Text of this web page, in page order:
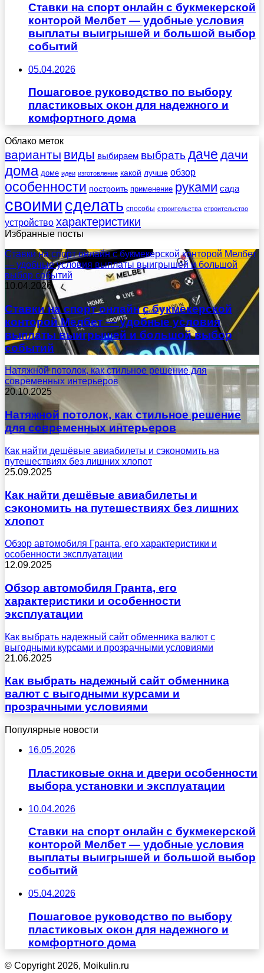
Ставки на спорт онлайн с букмекерской
конторой Мелбет — удобные условия
выплаты выигрышей и большой выбор
событий
05.04.2026
Пошаговое руководство по выбору
пластиковых окон для надежного и
комфортного дома
Облако меток
варианты виды выбираем выбрать даче дачи
дома доме идеи изготовление какой лучше обзор
особенности построить применение руками сада
своими сделать способы строительства строительство
устройство характеристики
Избранные посты
Ставки на спорт онлайн с букмекерской конторой Мелбет
— удобные условия выплаты выигрышей и большой
выбор событий
10.04.2026
Ставки на спорт онлайн с букмекерской
конторой Мелбет — удобные условия
выплаты выигрышей и большой выбор
событий
Натяжной потолок, как стильное решение для
современных интерьеров
20.10.2025
Натяжной потолок, как стильное решение
для современных интерьеров
Как найти дешёвые авиабилеты и сэкономить на
путешествиях без лишних хлопот
25.09.2025
Как найти дешёвые авиабилеты и
сэкономить на путешествиях без лишних
хлопот
Обзор автомобиля Гранта, его характеристики и
особенности эксплуатации
12.09.2025
Обзор автомобиля Гранта, его
характеристики и особенности
эксплуатации
Как выбрать надежный сайт обменника валют с
выгодными курсами и прозрачными условиями
21.06.2025
Как выбрать надежный сайт обменника
валют с выгодными курсами и
прозрачными условиями
Популярные новости
16.05.2026
Пластиковые окна и двери особенности
выбора установки и эксплуатации
10.04.2026
Ставки на спорт онлайн с букмекерской
конторой Мелбет — удобные условия
выплаты выигрышей и большой выбор
событий
05.04.2026
Пошаговое руководство по выбору
пластиковых окон для надежного и
комфортного дома
© Copyright 2026, Moikulin.ru